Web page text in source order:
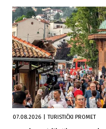
07.08.2026 TURISTIČKI PROMET